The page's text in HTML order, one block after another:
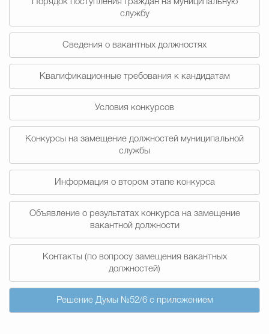
Муниципальная
Противодействие
Городская среда
Экономика
Счётная палата Городского
Избирательная
Порядок поступления граждан на муниципальную
службу
Сведения о вакантных должностях
Квалификационные требования к кандидатам
Условия конкурсов
Конкурсы на замещение должностей муниципальной
службы
Информация о втором этапе конкурса
Объявление о результатах конкурса на замещение
вакантной должности
Контакты (по вопросу замещения вакантных
должностей)
Решение Думы №52/6 с приложением